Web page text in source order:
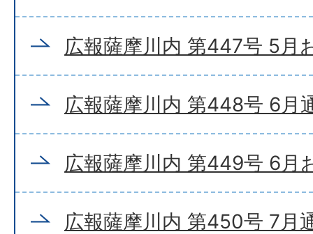
広報薩摩川内 第447号 5月
広報薩摩川内 第448号 6月
広報薩摩川内 第449号 6月
広報薩摩川内 第450号 7月